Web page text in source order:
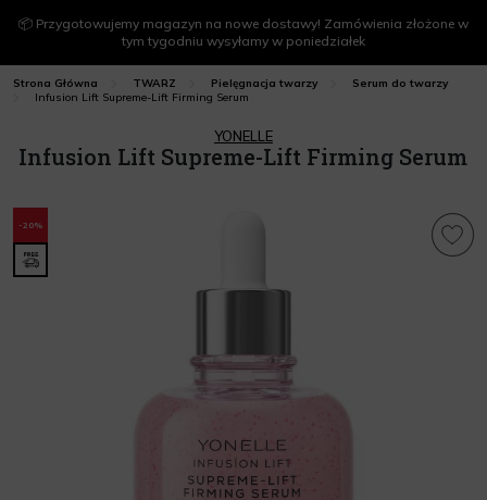
📦 Przygotowujemy magazyn na nowe dostawy! Zamówienia złożone w
tym tygodniu wysyłamy w poniedziałek
Strona Główna TWARZ Pielęgnacja twarzy
Serum do twarzy
Infusion Lift Supreme-Lift Firming Serum
YONELLE
Infusion Lift Supreme-Lift Firming Serum
-20%